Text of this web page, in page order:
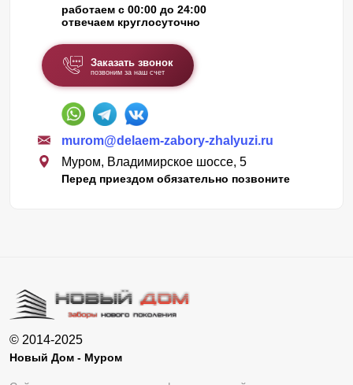
работаем с 00:00 до 24:00
отвечаем круглосуточно
Заказать звонок
позвоним за наш счет
murom@delaem-zabory-zhalyuzi.ru
Муром, Владимирское шоссе, 5
Перед приездом обязательно позвоните
© 2014-2025
Новый Дом - Муром